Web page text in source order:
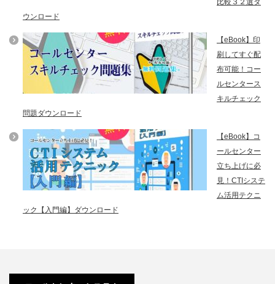
ウンロード
【eBook】印
刷してすぐ配
布可能！コー
ルセンタース
キルチェック
問題ダウンロード
【eBook】コ
ールセンター
立ち上げに必
見！CTIシステ
ム活用テクニ
ック【入門編】ダウンロード